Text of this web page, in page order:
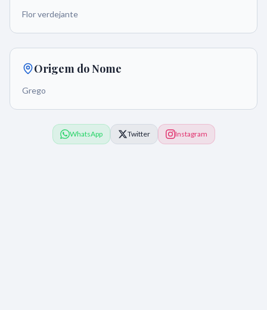
Flor verdejante
Origem do Nome
Grego
WhatsApp Twitter Instagram